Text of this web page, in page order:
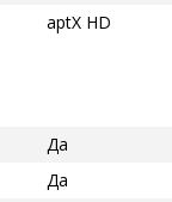
aptX HD
Да
Да